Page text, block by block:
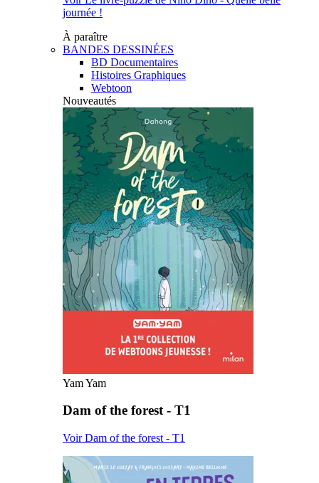
journée !
À paraître
BANDES DESSINÉES
BD Documentaires
Histoires Graphiques
Webtoon
Nouveautés
Yam Yam
Dam of the forest - T1
Voir Dam of the forest - T1